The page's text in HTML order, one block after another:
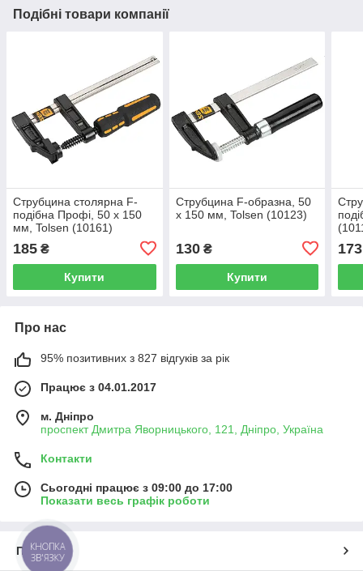
Подібні товари компанії
Струбцина столярна F-
подібна Профі, 50 х 150
мм, Tolsen (10161)
185 ₴
Купити
Струбцина F-образна, 50
х 150 мм, Tolsen (10123)
130₴
Купити
173
Про нас
95% позитивних з 827 відгуків за рік
Працює з 04.01.2017
м. Дніпро
проспект Дмитра Яворницького, 121, Дніпро, Україна
Контакти
Сьогодні працює з 09:00 до 17:00
Показати весь графік роботи
Про нас
КНОПКА
ЗВ'ЯЗКУ